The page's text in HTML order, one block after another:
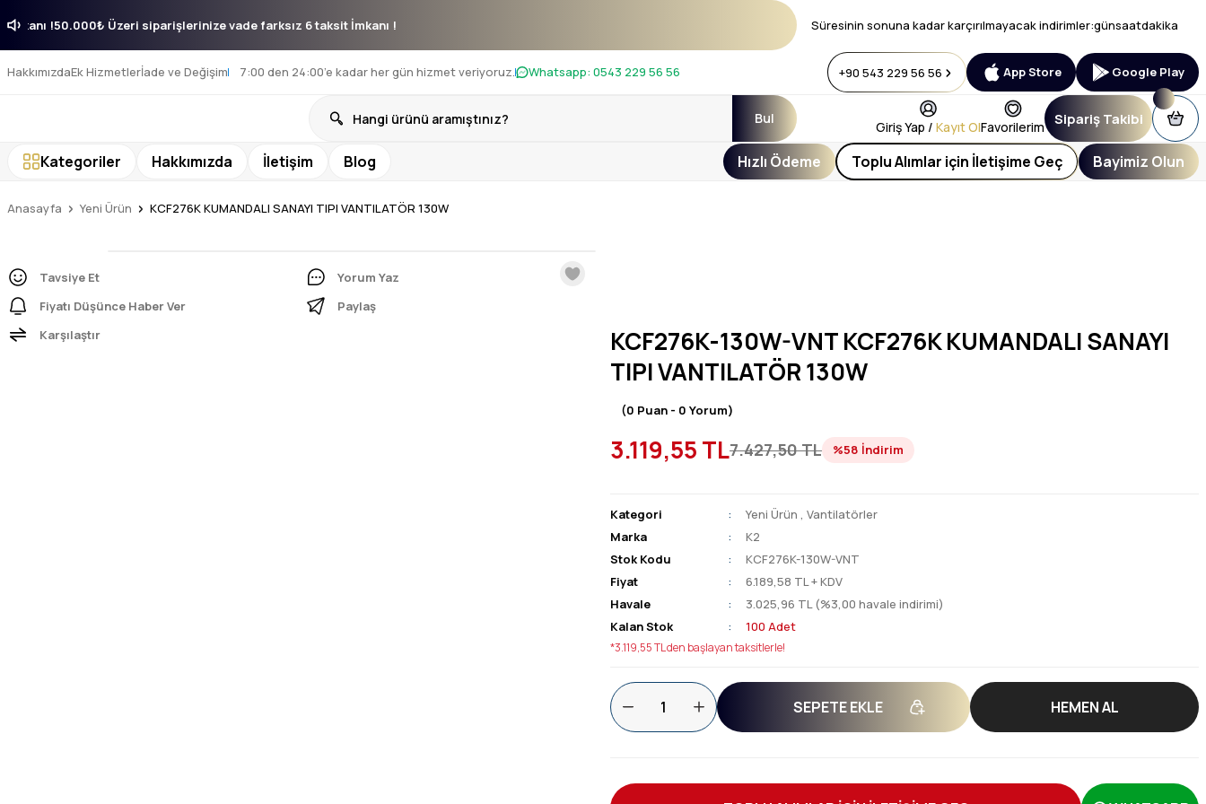
İmkanı !50.000₺ Üzeri siparişlerinize vade farksız 6 taksit İmkanı ! Süresinin sonuna kadar karçırılmayacak indirimler:günsaatdakika
HakkımızdaEk Hizmetlerİade ve Değişim 7:00 den 24:00’e kadar her gün hizmet veriyoruz. Whatsapp: 0543 229 56 56 +90 543 229 56 56 App Store Google Play
Bul
Giriş Yap / Kayıt OlFavorilerim Sipariş Takibi
Kategoriler Hakkımızda İletişim Blog Hızlı Ödeme Toplu Alımlar için İletişime Geç Bayimiz Olun
Anasayfa Yeni Ürün KCF276K KUMANDALI SANAYI TIPI VANTILATÖR 130W
Tavsiye Et
Yorum Yaz
Fiyatı Düşünce Haber Ver
Paylaş
Karşılaştır
KCF276K-130W-VNT KCF276K KUMANDALI SANAYI
TIPI VANTILATÖR 130W
(0 Puan - 0 Yorum)
3.119,55 TL7.427,50 TL %58 İndirim
Kategori Yeni Ürün ,Vantilatörler
Marka
K2
Stok Kodu
KCF276K-130W-VNT
Fiyat
6.189,58 TL + KDV
Havale
3.025,96 TL (%3,00 havale indirimi)
Kalan Stok
100 Adet
*3.119,55 TL den başlayan taksitlerle!
SEPETE EKLE HEMEN AL